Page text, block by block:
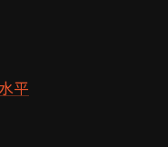
平